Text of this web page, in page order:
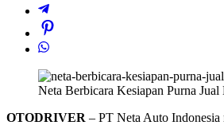
Neta Berbicara Kesiapan Purna
OTODRIVER – PT Neta Auto Indonesia